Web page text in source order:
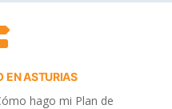
EN ASTURIAS
hago mi Plan de